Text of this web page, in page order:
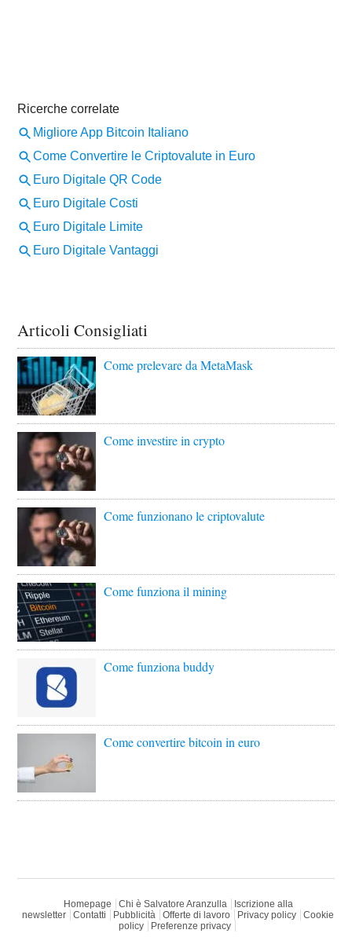
Articoli Consigliati
Come prelevare da MetaMask
Come investire in crypto
Come funzionano le criptovalute
Come funziona il mining
Come funziona buddy
Come convertire bitcoin in euro
Homepage Chi è Salvatore Aranzulla
Iscrizione alla
newsletter
Contatti Pubblicità Offerte di lavoro Privacy policy
Cookie
policy
Preferenze privacy